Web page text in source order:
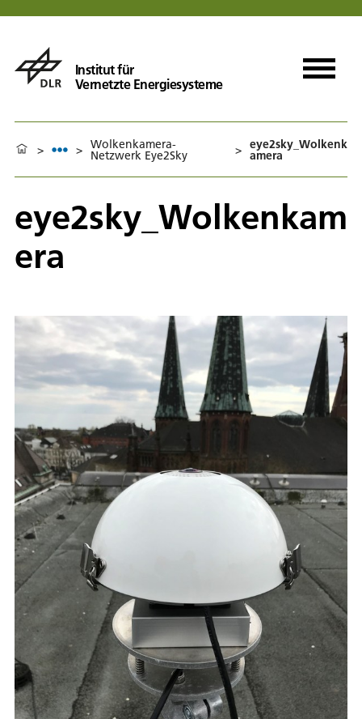
Institut für
Vernetzte Energiesysteme
> > Wolkenkamera-
Netzwerk Eye2Sky > eye2sky_Wolkenk
amera
eye2sky_Wolkenkam
era